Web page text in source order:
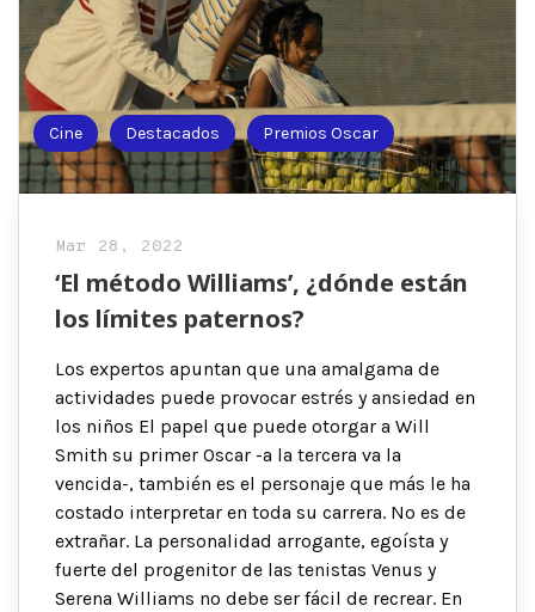
Cine Destacados Premios Oscar
Mar 28, 2022
‘El método Williams’, ¿dónde están
los límites paternos?
Los expertos apuntan que una amalgama de
actividades puede provocar estrés y ansiedad en
los niños El papel que puede otorgar a Will
Smith su primer Oscar -a la tercera va la
vencida-, también es el personaje que más le ha
costado interpretar en toda su carrera. No es de
extrañar. La personalidad arrogante, egoísta y
fuerte del progenitor de las tenistas Venus y
Serena Williams no debe ser fácil de recrear. En